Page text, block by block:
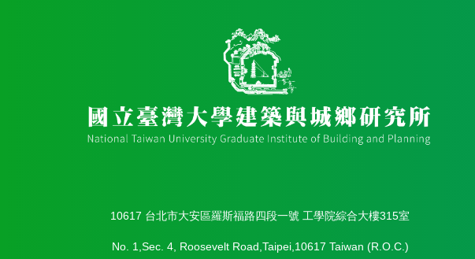
10617 台北市大安區羅斯福路四段一號 工學院綜合大樓315室
No. 1,Sec. 4, Roosevelt Road,Taipei,10617 Taiwan (R.O.C.)